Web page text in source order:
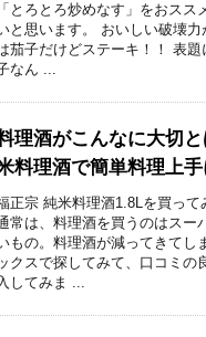
「とろとろ炒めなす」をおスス
と思います。 おいしい破壊
茄子だけどステーキ！！ 表
なん ...
理酒がこんなに大切
料理酒で簡単料理上手
正宗 純米料理酒1.8Lを買って
常は、料理酒を買うのはスー
もの。料理酒が減ってきてし
クスで探してみて、口コミの
してみま ...